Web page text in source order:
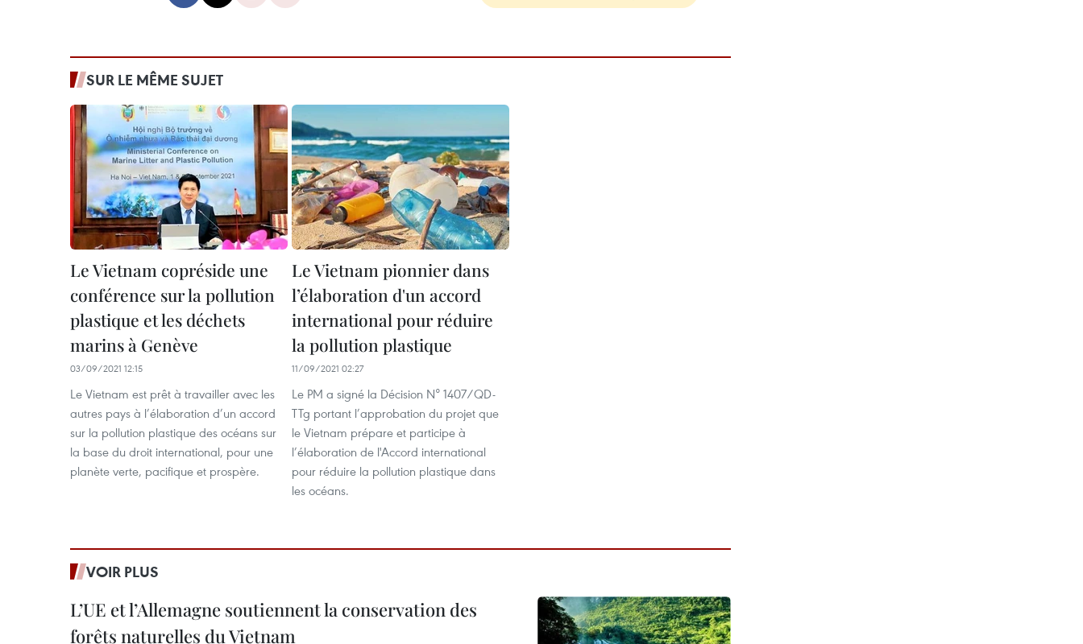
SUR LE MÊME SUJET
Le Vietnam copréside une
conférence sur la pollution
plastique et les déchets
marins à Genève
03/09/2021 12:15
Le Vietnam est prêt à travailler avec les
autres pays à l’élaboration d’un accord
sur la pollution plastique des océans sur
la base du droit international, pour une
planète verte, pacifique et prospère.
Le Vietnam pionnier dans
l’élaboration d'un accord
international pour réduire
la pollution plastique
11/09/2021 02:27
Le PM a signé la Décision N° 1407/QD-
TTg portant l’approbation du projet que
le Vietnam prépare et participe à
l’élaboration de l'Accord international
pour réduire la pollution plastique dans
les océans.
VOIR PLUS
L’UE et l’Allemagne soutiennent la conservation des
forêts naturelles du Vietnam